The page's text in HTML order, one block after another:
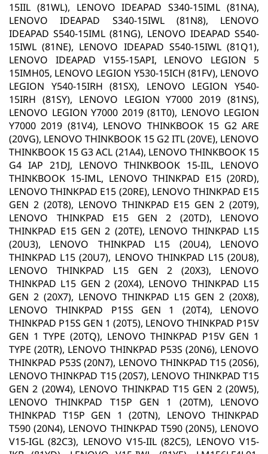
15IIL (81WL), LENOVO IDEAPAD S340-15IML (81NA),
LENOVO IDEAPAD S340-15IWL (81N8), LENOVO
IDEAPAD S540-15IML (81NG), LENOVO IDEAPAD S540-
15IWL (81NE), LENOVO IDEAPAD S540-15IWL (81Q1),
LENOVO IDEAPAD V155-15API, LENOVO LEGION 5
15IMH05, LENOVO LEGION Y530-15ICH (81FV), LENOVO
LEGION Y540-15IRH (81SX), LENOVO LEGION Y540-
15IRH (81SY), LENOVO LEGION Y7000 2019 (81NS),
LENOVO LEGION Y7000 2019 (81T0), LENOVO LEGION
Y7000 2019 (81V4), LENOVO THINKBOOK 15 G2 ARE
(20VG), LENOVO THINKBOOK 15 G2 ITL (20VE), LENOVO
THINKBOOK 15 G3 ACL (21A4), LENOVO THINKBOOK 15
G4 IAP 21DJ, LENOVO THINKBOOK 15-IIL, LENOVO
THINKBOOK 15-IML, LENOVO THINKPAD E15 (20RD),
LENOVO THINKPAD E15 (20RE), LENOVO THINKPAD E15
GEN 2 (20T8), LENOVO THINKPAD E15 GEN 2 (20T9),
LENOVO THINKPAD E15 GEN 2 (20TD), LENOVO
THINKPAD E15 GEN 2 (20TE), LENOVO THINKPAD L15
(20U3), LENOVO THINKPAD L15 (20U4), LENOVO
THINKPAD L15 (20U7), LENOVO THINKPAD L15 (20U8),
LENOVO THINKPAD L15 GEN 2 (20X3), LENOVO
THINKPAD L15 GEN 2 (20X4), LENOVO THINKPAD L15
GEN 2 (20X7), LENOVO THINKPAD L15 GEN 2 (20X8),
LENOVO THINKPAD P15S GEN 1 (20T4), LENOVO
THINKPAD P15S GEN 1 (20T5), LENOVO THINKPAD P15V
GEN 1 TYPE (20TQ), LENOVO THINKPAD P15V GEN 1
TYPE (20TR), LENOVO THINKPAD P53S (20N6), LENOVO
THINKPAD P53S (20N7), LENOVO THINKPAD T15 (20S6),
LENOVO THINKPAD T15 (20S7), LENOVO THINKPAD T15
GEN 2 (20W4), LENOVO THINKPAD T15 GEN 2 (20W5),
LENOVO THINKPAD T15P GEN 1 (20TM), LENOVO
THINKPAD T15P GEN 1 (20TN), LENOVO THINKPAD
T590 (20N4), LENOVO THINKPAD T590 (20N5), LENOVO
V15-IGL (82C3), LENOVO V15-IIL (82C5), LENOVO V15-